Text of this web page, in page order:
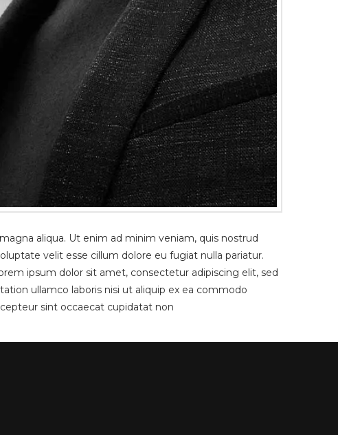
aliqua. Ut enim ad minim veniam, quis nostrud
velit esse cillum dolore eu fugiat nulla pariatur.
ipsum dolor sit amet, consectetur adipiscing elit, sed
ullamco laboris nisi ut aliquip ex ea commodo
sint occaecat cupidatat non